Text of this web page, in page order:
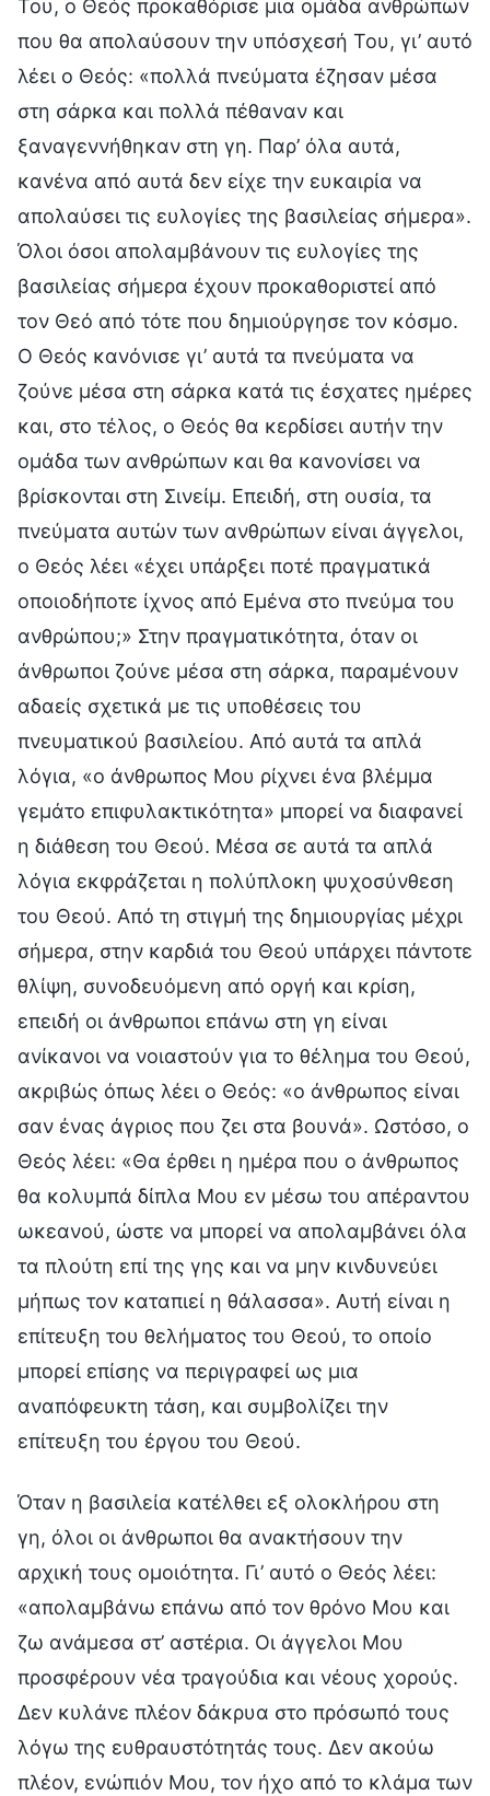
Του, ο Θεός προκαθόρισε μια ομάδα ανθρώπων
που θα απολαύσουν την υπόσχεσή Του, γι’ αυτό
λέει ο Θεός: «πολλά πνεύματα έζησαν μέσα
στη σάρκα και πολλά πέθαναν και
ξαναγεννήθηκαν στη γη. Παρ’ όλα αυτά,
κανένα από αυτά δεν είχε την ευκαιρία να
απολαύσει τις ευλογίες της βασιλείας σήμερα».
Όλοι όσοι απολαμβάνουν τις ευλογίες της
βασιλείας σήμερα έχουν προκαθοριστεί από
τον Θεό από τότε που δημιούργησε τον κόσμο.
Ο Θεός κανόνισε γι’ αυτά τα πνεύματα να
ζούνε μέσα στη σάρκα κατά τις έσχατες ημέρες
και, στο τέλος, ο Θεός θα κερδίσει αυτήν την
ομάδα των ανθρώπων και θα κανονίσει να
βρίσκονται στη Σινείμ. Επειδή, στη ουσία, τα
πνεύματα αυτών των ανθρώπων είναι άγγελοι,
ο Θεός λέει «έχει υπάρξει ποτέ πραγματικά
οποιοδήποτε ίχνος από Εμένα στο πνεύμα του
ανθρώπου;» Στην πραγματικότητα, όταν οι
άνθρωποι ζούνε μέσα στη σάρκα, παραμένουν
αδαείς σχετικά με τις υποθέσεις του
πνευματικού βασιλείου. Από αυτά τα απλά
λόγια, «ο άνθρωπος Μου ρίχνει ένα βλέμμα
γεμάτο επιφυλακτικότητα» μπορεί να διαφανεί
η διάθεση του Θεού. Μέσα σε αυτά τα απλά
λόγια εκφράζεται η πολύπλοκη ψυχοσύνθεση
του Θεού. Από τη στιγμή της δημιουργίας μέχρι
σήμερα, στην καρδιά του Θεού υπάρχει πάντοτε
θλίψη, συνοδευόμενη από οργή και κρίση,
επειδή οι άνθρωποι επάνω στη γη είναι
ανίκανοι να νοιαστούν για το θέλημα του Θεού,
ακριβώς όπως λέει ο Θεός: «ο άνθρωπος είναι
σαν ένας άγριος που ζει στα βουνά». Ωστόσο, ο
Θεός λέει: «Θα έρθει η ημέρα που ο άνθρωπος
θα κολυμπά δίπλα Μου εν μέσω του απέραντου
ωκεανού, ώστε να μπορεί να απολαμβάνει όλα
τα πλούτη επί της γης και να μην κινδυνεύει
μήπως τον καταπιεί η θάλασσα». Αυτή είναι η
επίτευξη του θελήματος του Θεού, το οποίο
μπορεί επίσης να περιγραφεί ως μια
αναπόφευκτη τάση, και συμβολίζει την
επίτευξη του έργου του Θεού.
Όταν η βασιλεία κατέλθει εξ ολοκλήρου στη
γη, όλοι οι άνθρωποι θα ανακτήσουν την
αρχική τους ομοιότητα. Γι’ αυτό ο Θεός λέει:
«απολαμβάνω επάνω από τον θρόνο Μου και
ζω ανάμεσα στ’ αστέρια. Οι άγγελοι Μου
προσφέρουν νέα τραγούδια και νέους χορούς.
Δεν κυλάνε πλέον δάκρυα στο πρόσωπό τους
λόγω της ευθραυστότητάς τους. Δεν ακούω
πλέον, ενώπιόν Μου, τον ήχο από το κλάμα των